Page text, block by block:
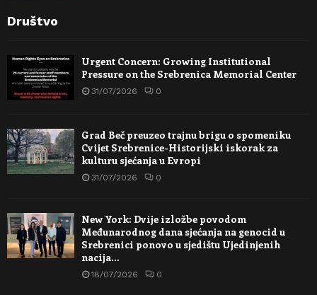
Društvo
Urgent Concern: Growing Institutional
Pressure on the Srebrenica Memorial Center
31/07/2026 0
Grad Beč preuzeo trajnu brigu o spomeniku
Cvijet Srebrenice-Historijski iskorak za
kulturu sjećanja u Evropi
31/07/2026 0
New York: Dvije izložbe povodom
Međunarodnog dana sjećanja na genocid u
Srebrenici ponovo u sjedištu Ujedinjenih
nacija…
18/07/2026 0